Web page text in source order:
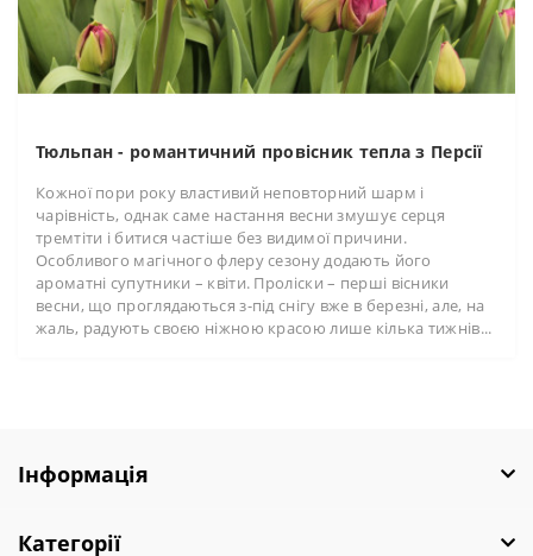
Тюльпан - романтичний провісник тепла з Персії
Кожної пори року властивий неповторний шарм і
чарівність, однак саме настання весни змушує серця
тремтіти і битися частіше без видимої причини.
Особливого магічного флеру сезону додають його
ароматні супутники – квіти. Проліски – перші вісники
весни, що проглядаються з-під снігу вже в березні, але, на
жаль, радують своєю ніжною красою лише кілька тижнів...
Інформація
Категорії